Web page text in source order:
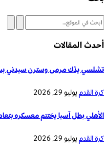
أحدث المقالات
تشلسي يدّك مرمى وسترن سيدني
كرة القدميوليو 29, 2026
الأهلي بطل آسيا يختتم معسكره
كرة القدميوليو 29, 2026